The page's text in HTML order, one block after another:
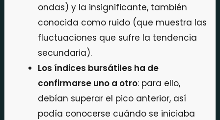
ondas) y la insignificante, también
conocida como ruido (que muestra las
fluctuaciones que sufre la tendencia
secundaria).
Los índices bursátiles ha de
confirmarse uno a otro: para ello,
debían superar el pico anterior, así
podía conocerse cuándo se iniciaba